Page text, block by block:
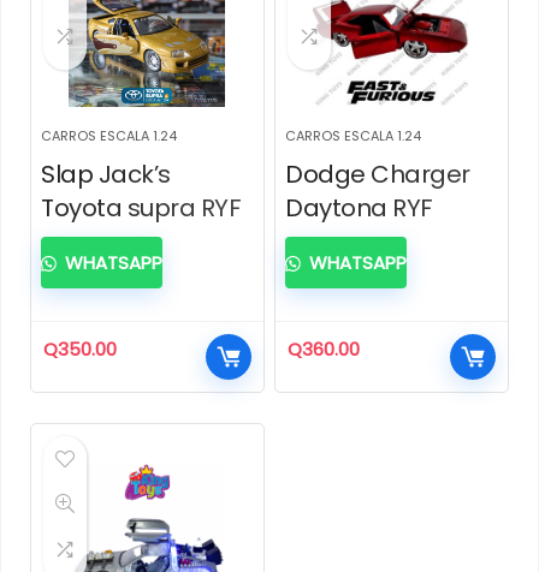
CARROS ESCALA 1.24
Slap Jack’s
Toyota supra RYF
Q350.00
WHATSAPP
CARROS ESCALA 1.24
Dodge Charger
Daytona RYF
Q360.00
WHATSAPP